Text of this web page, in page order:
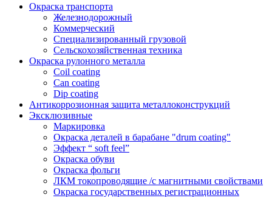
Окраска транспорта
Железнодорожный
Коммерческий
Специализированный грузовой
Сельскохозяйственная техника
Окраска рулонного металла
Coil coating
Can coating
Dip coating
Антикоррозионная защита металлоконструкций
Эксклюзивные
Маркировка
Окраска деталей в барабане "drum coating"
Эффект “ soft feel”
Окраска обуви
Окраска фольги
ЛКМ токопроводящие /с магнитными свойствами
Окраска государственных регистрационных